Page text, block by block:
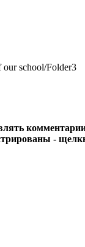
our school/Folder3
комментарии
-